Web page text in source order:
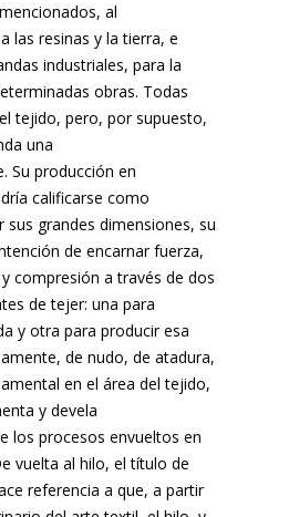
al
las resinas y la tierra, e
industriales, para la
obras. Todas
tejido, pero, por supuesto,
una
Su producción en
calificarse como
grandes dimensiones, su
de encarnar fuerza,
compresión a través de dos
de tejer: una para
y otra para producir esa
de nudo, de atadura,
en el área del tejido,
y devela
los procesos envueltos en
vuelta al hilo, el título de
referencia a que, a partir